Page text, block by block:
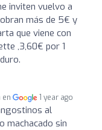
inviten vuelvo a
más de 5€ y
que viene con
,3,60€ por 1
en 1 year ago
al
machacado sin